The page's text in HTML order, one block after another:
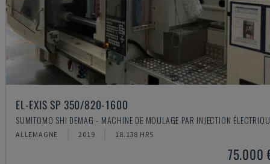
EL-EXIS SP 350/820-1600
SUMITOMO SHI DEMAG - MACHINE DE MOULAGE PAR INJECTION
ALLEMAGNE 2019 18.138 HRS
75.000